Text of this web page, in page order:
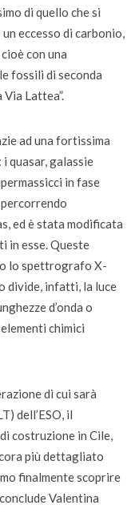
di quello che si
eccesso di carbonio,
con una
fossili di seconda
Lattea”.
ad una fortissima
quasar, galassie
in fase
ed è stata modificata
in esse. Queste
lo spettrografo X-
divide, infatti, la luce
d’onda o
chimici
di cui sarà
dell’ESO, il
costruzione in Cile,
più dettagliato
finalmente scoprire
Valentina